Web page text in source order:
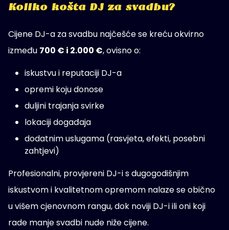
Koliko košta DJ za svadbu?
Cijene DJ-a za svadbu najčešće se kreću okvirno
između 700 € i 2.000 €, ovisno o:
iskustvu i reputaciji DJ-a
opremi koju donose
duljini trajanja svirke
lokaciji događaja
dodatnim uslugama (rasvjeta, efekti, posebni
zahtjevi)
Profesionalni, provjereni DJ-i s dugogodišnjim
iskustvom i kvalitetnom opremom nalaze se obično
u višem cjenovnom rangu, dok noviji DJ-i ili oni koji
rade manje svadbi nude niže cijene.